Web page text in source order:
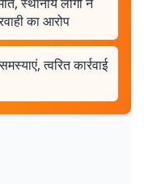
का आरोप
त्वरित कार्रवाई